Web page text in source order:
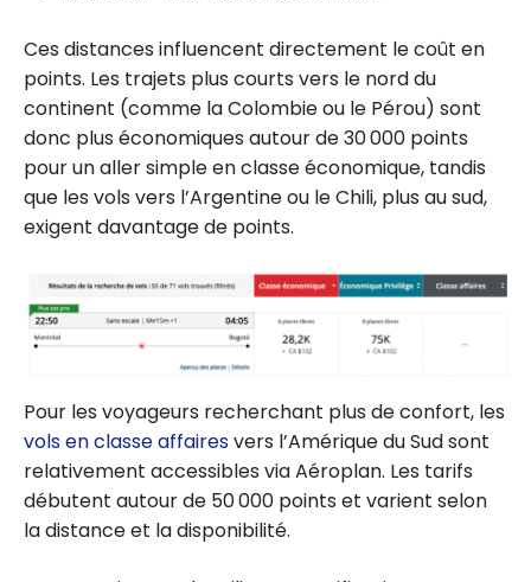
Ces distances influencent directement le coût en
points. Les trajets plus courts vers le nord du
continent (comme la Colombie ou le Pérou) sont
donc plus économiques autour de 30 000 points
pour un aller simple en classe économique, tandis
que les vols vers l’Argentine ou le Chili, plus au sud,
exigent davantage de points.
Pour les voyageurs recherchant plus de confort, les
vols en classe affairesvers l’Amérique du Sud sont
relativement accessibles via Aéroplan. Les tarifs
débutent autour de 50 000 points et varient selon
la distance et la disponibilité.